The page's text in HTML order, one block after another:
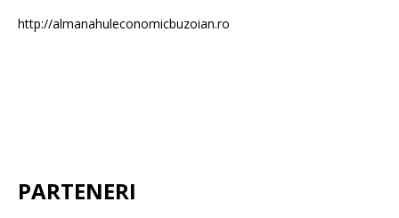
http://almanahuleconomicbuzoian.ro
PARTENERI